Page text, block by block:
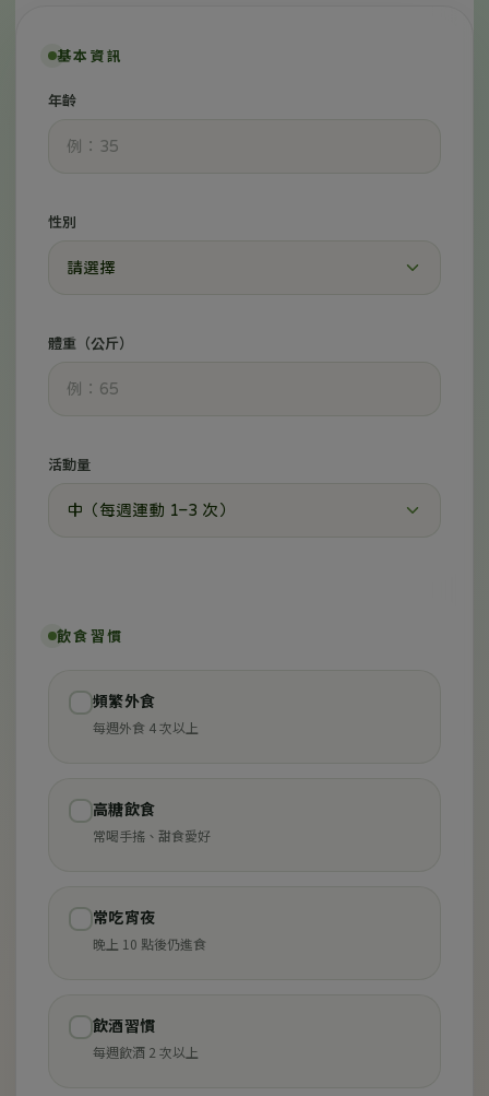
基本資訊
年齡
性別
體重（公斤）
活動量
飲食習慣
頻繁外食
每週外食 4 次以上
高糖飲食
常喝手搖、甜食愛好
常吃宵夜
晚上 10 點後仍進食
飲酒習慣
每週飲酒 2 次以上